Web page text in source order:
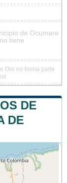
de Ocumare
tiene
Oro no forma parte
DE
DE